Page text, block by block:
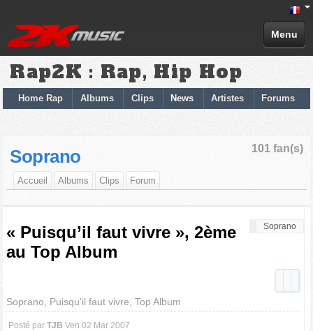
Menu
Rap2K : Rap, Hip Hop
Home Rap Albums Clips News Artistes Forums
101 fan(s)
Soprano
Accueil Albums Clips Forum
Soprano
« Puisqu’il faut vivre », 2ème
au Top Album
Soprano, Puisqu'il faut vivre, Top Album
Posté parTJB Ven 02 Mar 2007